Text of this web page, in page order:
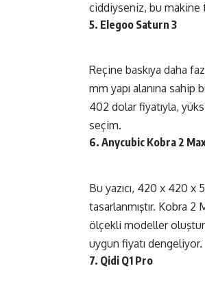
ciddiyseniz, bu makine
5. Elegoo Saturn 3
Reçine baskıya daha
mm yapı alanına sahip
402 dolar fiyatıyla,
seçim.
6. Anycubic Kobra 2
Bu yazıcı, 420 x 420 x
tasarlanmıştır. Kobra
ölçekli modeller
uygun fiyatı dengeliyor.
7. Qidi Q1 Pro